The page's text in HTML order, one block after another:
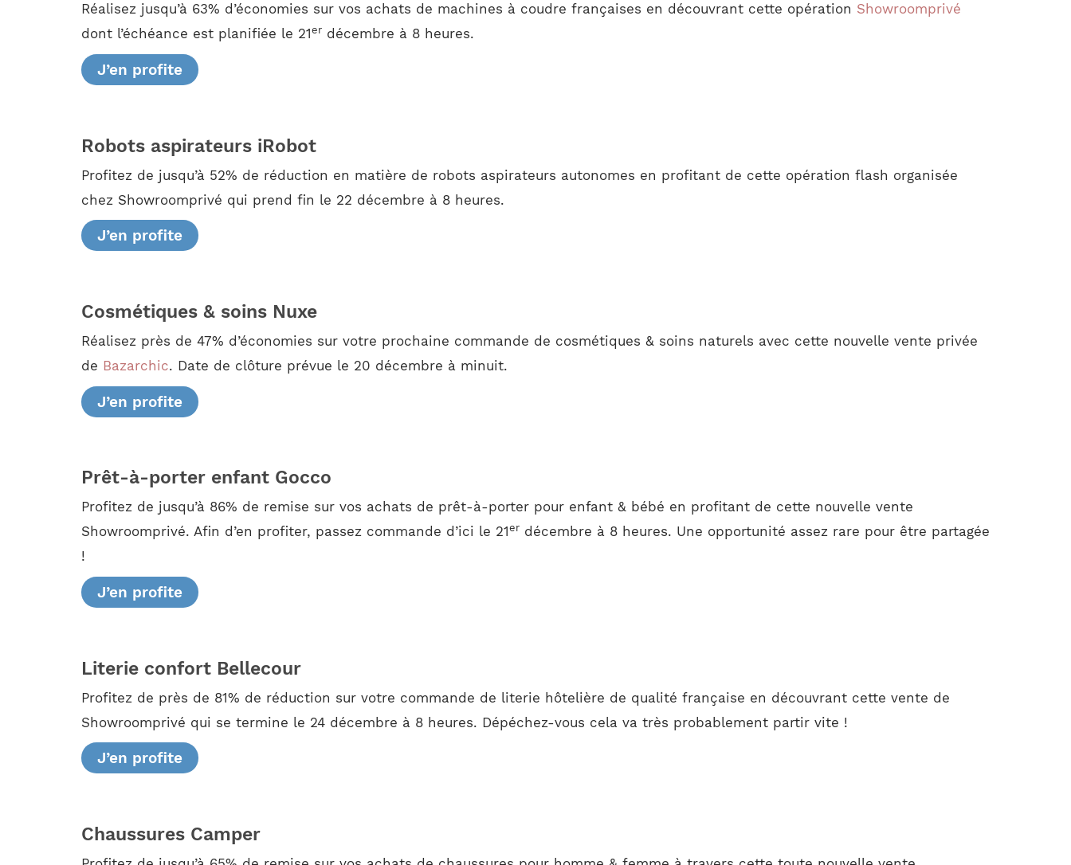
Réalisez jusqu’à 63% d’économies sur vos achats de machines à coudre françaises en découvrant cette opération Showroomprivé
dont l’échéance est planifiée le 21er décembre à 8 heures.
J’en profite
Robots aspirateurs iRobot
Profitez de jusqu’à 52% de réduction en matière de robots aspirateurs autonomes en profitant de cette opération flash organisée
chez Showroomprivé qui prend fin le 22 décembre à 8 heures.
J’en profite
Cosmétiques & soins Nuxe
Réalisez près de 47% d’économies sur votre prochaine commande de cosmétiques & soins naturels avec cette nouvelle vente privée
de Bazarchic. Date de clôture prévue le 20 décembre à minuit.
J’en profite
Prêt-à-porter enfant Gocco
Profitez de jusqu’à 86% de remise sur vos achats de prêt-à-porter pour enfant & bébé en profitant de cette nouvelle vente
Showroomprivé. Afin d’en profiter, passez commande d’ici le 21er décembre à 8 heures. Une opportunité assez rare pour être partagée
!
J’en profite
Literie confort Bellecour
Profitez de près de 81% de réduction sur votre commande de literie hôtelière de qualité française en découvrant cette vente de
Showroomprivé qui se termine le 24 décembre à 8 heures. Dépéchez-vous cela va très probablement partir vite !
J’en profite
Chaussures Camper